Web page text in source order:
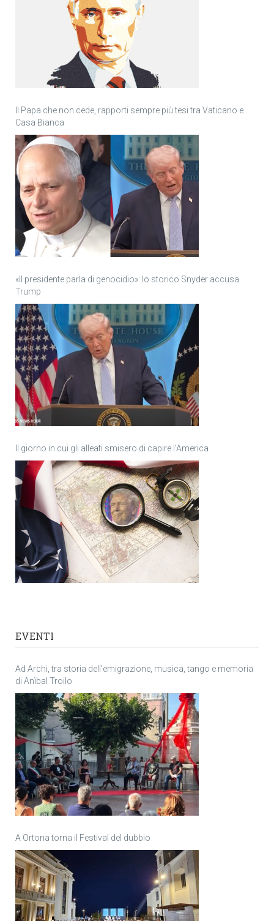
Il Papa che non cede, rapporti sempre più tesi tra Vaticano e
Casa Bianca
«Il presidente parla di genocidio»: lo storico Snyder accusa
Trump
Il giorno in cui gli alleati smisero di capire l’America
EVENTI
Ad Archi, tra storia dell’emigrazione, musica, tango e memoria
di Anìbal Troilo
A Ortona torna il Festival del dubbio